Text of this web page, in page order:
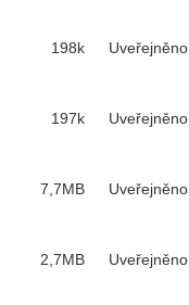
198k Uveřejněno
197k Uveřejněno
7,7MB Uveřejněno
2,7MB Uveřejněno